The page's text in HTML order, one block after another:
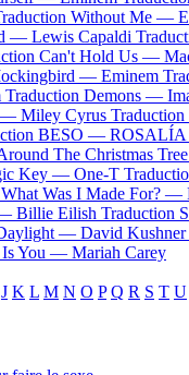
Without Me —
— Lewis Capaldi
Can't Hold Us —
— Eminem
Traduction Demons —
— Miley Cyrus
BESO — ROSALÍA
The Christmas
Key — One-T
Was I Made For? —
Billie Eilish Traduction
— David Kushner
Is You — Mariah Carey
J K L M N O P Q R S T U